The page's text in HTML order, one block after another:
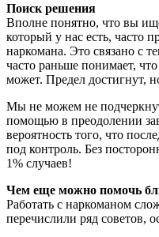
Поиск решения
Вполне понятно, что вы
который у нас есть, часто
наркомана. Это связано с
часто раньше понимает,
может. Предел достигнут,
Мы не можем не
помощью в преодолении
вероятность того, что
под контроль. Без
1% случаев!
Чем еще можно помочь
Работать с наркоманом
перечислили ряд советов,